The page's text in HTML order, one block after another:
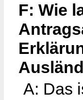
F: Wie
A: Das